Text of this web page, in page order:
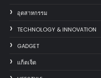
อุตสาหกรรม
TECHNOLOGY & INNOVATION
GADGET
แก็ตเจ็ต